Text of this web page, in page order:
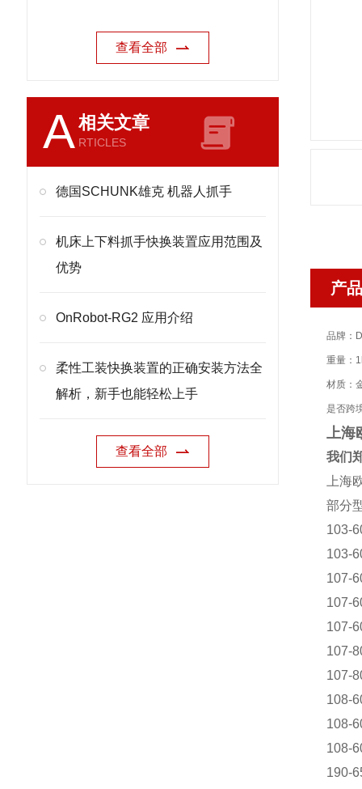
查看全部
A相关文章
RTICLES
德国SCHUNK雄克 机器人抓手
机床上下料抓手快换装置应用范围及
优势
OnRobot-RG2 应用介绍
柔性工装快换装置的正确安装方法全
解析，新手也能轻松上手
查看全部
产
品牌：
重量：
材质：
是否跨
上海
我们
上海
部分
103-
103-
107-
107-
107-
107-
107-
108-
108-
108-
190-